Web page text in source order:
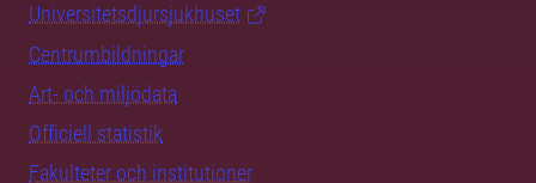
Universitetsdjursjukhuset
Centrumbildningar
Art- och miljödata
Officiell statistik
Fakulteter och institutioner